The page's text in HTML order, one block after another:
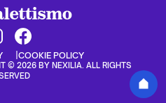
COOKIE POLICY
© 2026 BY NEXILIA. ALL RIGHTS